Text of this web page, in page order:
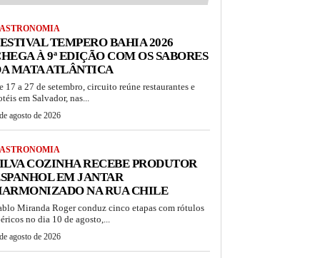
TEMPERO BAHIA 2026
À 9ª EDIÇÃO COM OS SABORES
MATA ATLÂNTICA
17 a 27 de setembro, circuito reúne restaurantes e
em Salvador, nas...
agosto de 2026
COZINHA RECEBE PRODUTOR
EM JANTAR
NA RUA CHILE
Miranda Roger conduz cinco etapas com rótulos
no dia 10 de agosto,...
agosto de 2026